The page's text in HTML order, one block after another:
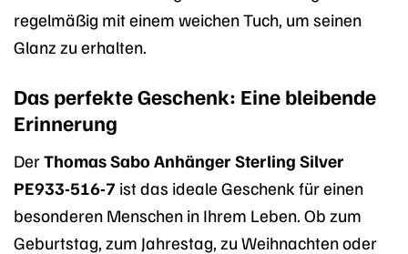
regelmäßig mit einem weichen Tuch, um seinen
Glanz zu erhalten.
Das perfekte Geschenk: Eine bleibende
Erinnerung
DerThomas Sabo Anhänger Sterling Silver
PE933-516-7 ist das ideale Geschenk für einen
besonderen Menschen in Ihrem Leben. Ob zum
Geburtstag, zum Jahrestag, zu Weihnachten oder